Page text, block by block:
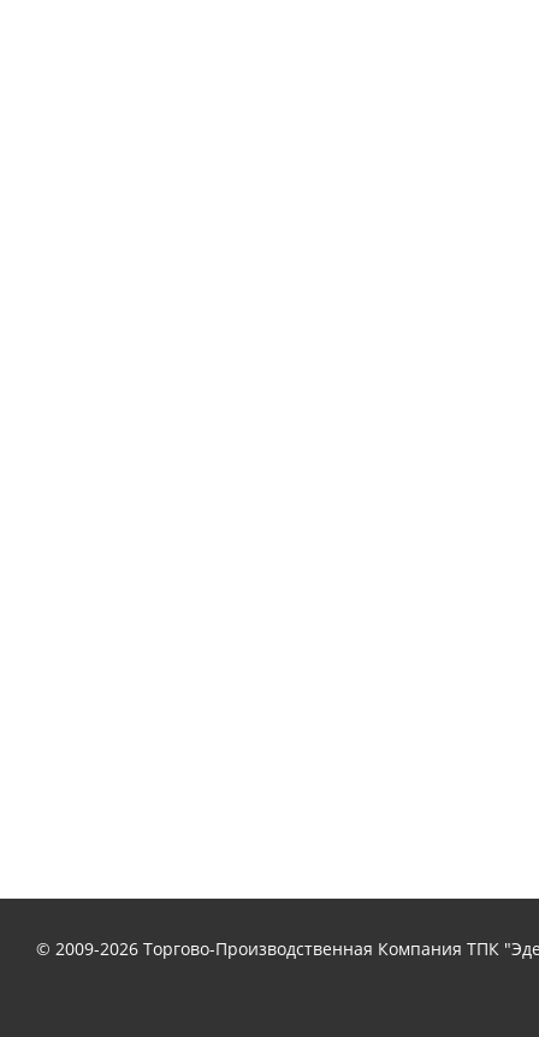
© 2009-2026 Торгово-Производственная Компания ТПК